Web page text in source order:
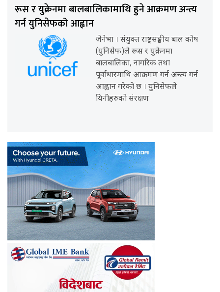
रूस र युक्रेनमा बालबालिकामाथि हुने आक्रमण अन्त्य
गर्न युनिसेफको आह्वान
जेनेभा । संयुक्त राष्ट्रसङ्घीय बाल कोष
(युनिसेफ)ले रूस र युक्रेनमा
बालबालिका, नागरिक तथा
पूर्वाधारमाथि आक्रमण गर्न अन्त्य गर्न
आह्वान गरेको छ । युनिसेफले
यिनीहरुको संरक्षण